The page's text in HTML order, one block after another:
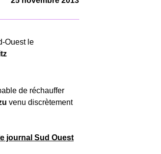
Ouest le
de réchauffer
venu discrètement
journal Sud Ouest